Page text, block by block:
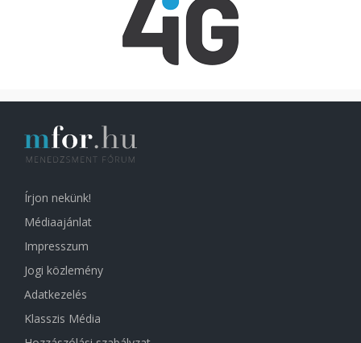
Írjon nekünk!
Médiaajánlat
Impresszum
Jogi közlemény
Adatkezelés
Klasszis Média